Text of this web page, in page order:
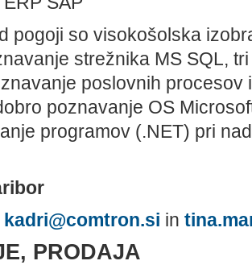
pogoji so visokošolska
strežnika MS SQL,
poslovnih
poznavanje OS
programov (.NET) pri
kadri@comtron.si in
PRODAJA